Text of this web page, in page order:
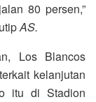
80 persen,”
AS.
Los Blancos
kelanjutan
itu di Stadion